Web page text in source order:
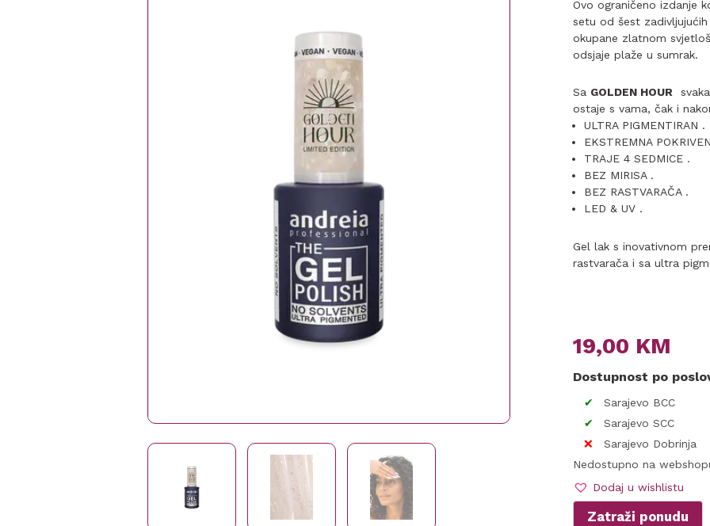
Ovo ograničeno izdanje
setu od šest
okupane zlatnom
odsjaje plaže u sumrak.
Sa GOLDEN HOUR
ostaje s vama, čak i
ULTRA PIGMENTIRAN .
EKSTREMNA
TRAJE 4 SEDMICE .
BEZ MIRISA .
BEZ RASTVARAČA .
LED & UV .
Gel lak s inovativnom
rastvarača i sa ultra
19,00 KM
Dostupnost po
Sarajevo BCC
Sarajevo SCC
Sarajevo Dobrinja
Nedostupno na
Dodaj u wishlistu
Zatraži ponudu